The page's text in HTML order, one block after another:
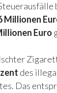
Millionen
Euro
des
Das